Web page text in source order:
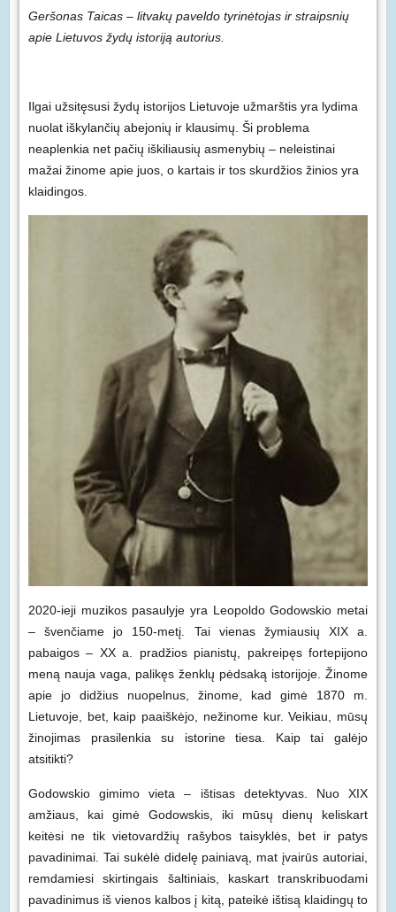
Geršonas Taicas – litvakų paveldo tyrinėtojas ir straipsnių
apie Lietuvos žydų istoriją autorius.
Ilgai užsitęsusi žydų istorijos Lietuvoje užmarštis yra lydima
nuolat iškylančių abejonių ir klausimų. Ši problema
neaplenkia net pačių iškiliausių asmenybių – neleistinai
mažai žinome apie juos, o kartais ir tos skurdžios žinios yra
klaidingos.
2020-ieji muzikos pasaulyje yra Leopoldo Godowskio metai
– švenčiame jo 150-metį. Tai vienas žymiausių XIX a.
pabaigos – XX a. pradžios pianistų, pakreipęs fortepijono
meną nauja vaga, palikęs ženklų pėdsaką istorijoje. Žinome
apie jo didžius nuopelnus, žinome, kad gimė 1870 m.
Lietuvoje, bet, kaip paaiškėjo, nežinome kur. Veikiau, mūsų
žinojimas prasilenkia su istorine tiesa. Kaip tai galėjo
atsitikti?
Godowskio gimimo vieta – ištisas detektyvas. Nuo XIX
amžiaus, kai gimė Godowskis, iki mūsų dienų keliskart
keitėsi ne tik vietovardžių rašybos taisyklės, bet ir patys
pavadinimai. Tai sukėlė didelę painiavą, mat įvairūs autoriai,
remdamiesi skirtingais šaltiniais, kaskart transkribuodami
pavadinimus iš vienos kalbos į kitą, pateikė ištisą klaidingų to